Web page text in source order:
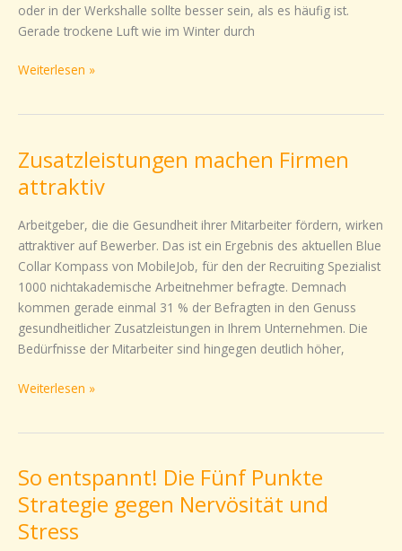
oder in der Werkshalle sollte besser sein, als es häufig ist.
Gerade trockene Luft wie im Winter durch
Job
Weiterlesen »
Zusatzleistungen machen Firmen
attraktiv
Arbeitgeber, die die Gesundheit ihrer Mitarbeiter fördern, wirken
attraktiver auf Bewerber. Das ist ein Ergebnis des aktuellen Blue
Collar Kompass von MobileJob, für den der Recruiting Spezialist
1000 nichtakademische Arbeitnehmer befragte. Demnach
kommen gerade einmal 31 % der Befragten in den Genuss
gesundheitlicher Zusatzleistungen in Ihrem Unternehmen. Die
Bedürfnisse der Mitarbeiter sind hingegen deutlich höher,
Zusatzleistungen
Firmen
attraktiv
Weiterlesen »
So entspannt! Die Fünf Punkte
Strategie gegen Nervösität und
Stress
So
entspannt!
Die
Fünf